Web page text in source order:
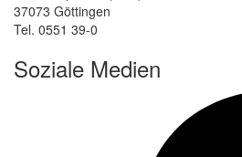
37073 Göttingen
Tel. 0551 39-0
Soziale Medien